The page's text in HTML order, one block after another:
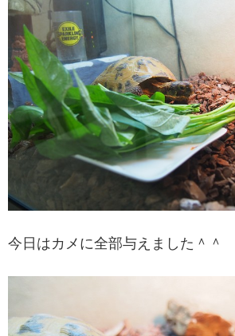
今日はカメに全部与えました＾＾